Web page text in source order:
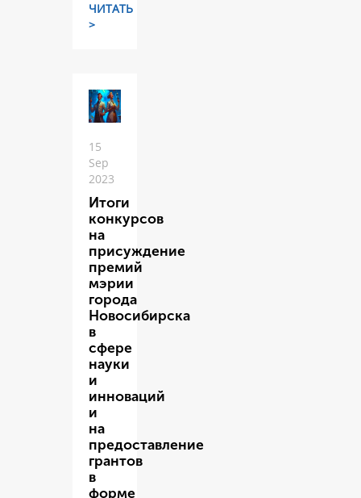
ЧИТАТЬ
>
15
Sep
2023
Итоги
конкурсов
на
присуждение
премий
мэрии
города
Новосибирска
в
сфере
науки
и
инноваций
и
на
предоставление
грантов
в
форме